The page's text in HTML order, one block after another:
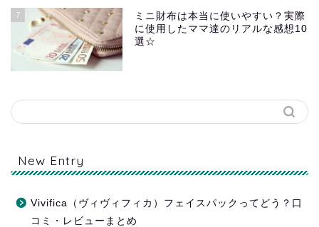
7
ミニ財布は本当に使いやすい？実際
に使用したママ達のリアルな感想10
選☆
New Entry
Vivifica（ヴィヴィフィカ）フェイスパックってどう？口
コミ・レビューまとめ